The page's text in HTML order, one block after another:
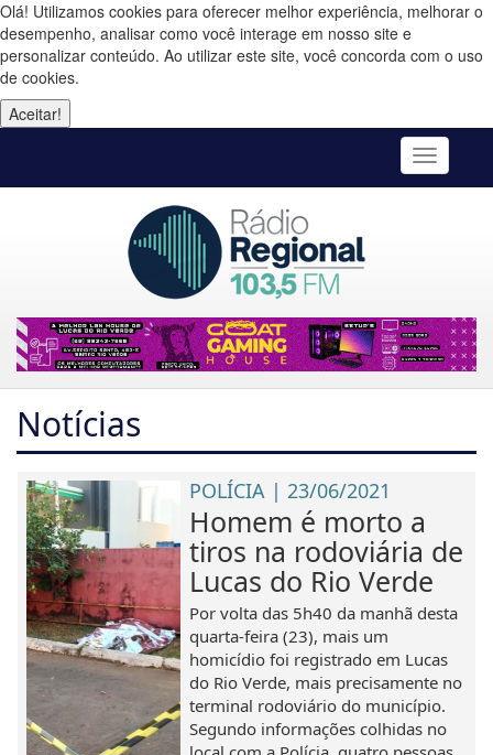
Olá! Utilizamos cookies para oferecer melhor experiência, melhorar o
desempenho, analisar como você interage em nosso site e
personalizar conteúdo. Ao utilizar este site, você concorda com o uso
de cookies.
Aceitar!
Toggle
Notícias
POLÍCIA | 23/06/2021
Homem é morto a
tiros na rodoviária de
Lucas do Rio Verde
Por volta das 5h40 da manhã desta
quarta-feira (23), mais um
homicídio foi registrado em Lucas
do Rio Verde, mais precisamente no
terminal rodoviário do município.
Segundo informações colhidas no